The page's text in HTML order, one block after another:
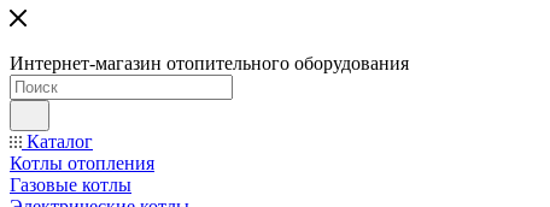
Интернет-магазин отопительного оборудования
Каталог
Котлы отопления
Газовые котлы